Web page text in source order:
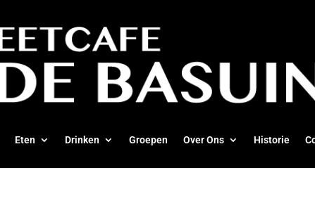
Eten Drinken Groepen Over Ons Historie